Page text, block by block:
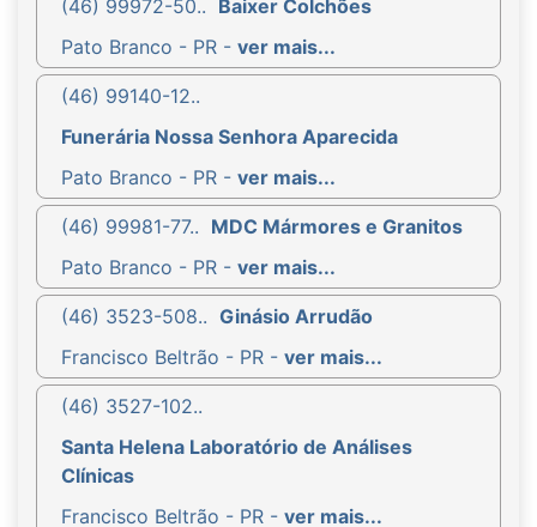
(46) 99972-50.. Baixer Colchões
Pato Branco - PR - ver mais...
(46) 99140-12..
Funerária Nossa Senhora Aparecida
Pato Branco - PR - ver mais...
(46) 99981-77.. MDC Mármores e Granitos
Pato Branco - PR - ver mais...
(46) 3523-508.. Ginásio Arrudão
Francisco Beltrão - PR - ver mais...
(46) 3527-102..
Santa Helena Laboratório de Análises
Clínicas
Francisco Beltrão - PR - ver mais...